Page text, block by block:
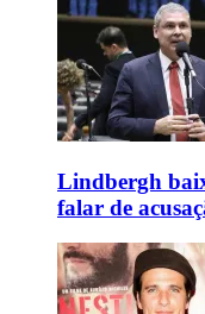
Lindbergh
falar de